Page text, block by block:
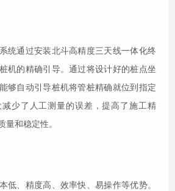
统通过安装北斗高精度三天线一体化终
机的精确引导。通过将设计好的桩点坐
够自动引导桩机将管桩精确就位到指定
少了人工测量的误差，提高了施工精
量和稳定性。
低、精度高、效率快、易操作等优势。